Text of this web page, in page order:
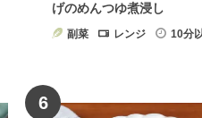
げのめんつゆ煮浸し
副菜 レンジ 10分
6